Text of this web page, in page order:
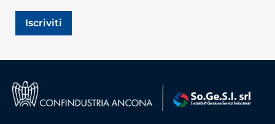
Iscriviti